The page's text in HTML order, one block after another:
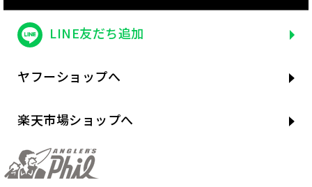
LINE友だち追加
ヤフーショップへ
楽天市場ショップへ